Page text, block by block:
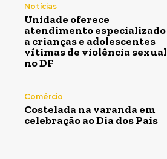
Notícias
Unidade oferece
atendimento especializado
a crianças e adolescentes
vítimas de violência sexual
no DF
Comércio
Costelada na varanda em
celebração ao Dia dos Pais